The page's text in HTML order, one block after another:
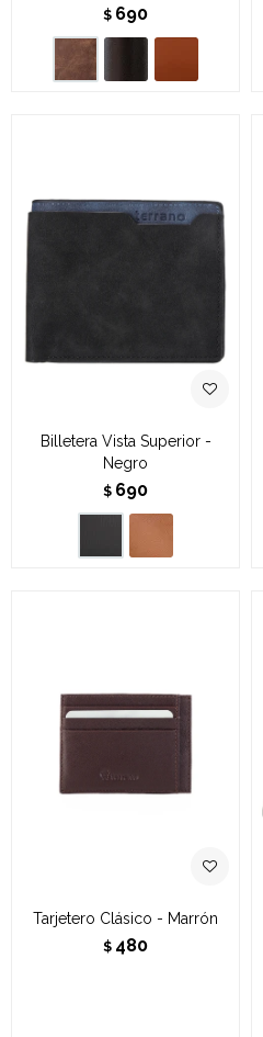
$ 690
Billetera Vista Superior -
Negro
$ 690
Tarjetero Clásico - Marrón
$ 480